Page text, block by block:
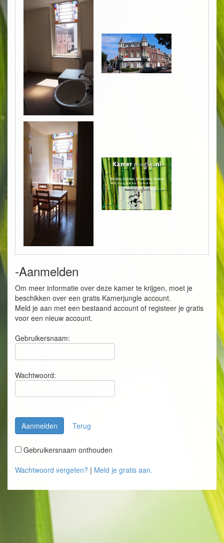
-Aanmelden
Om meer informatie over deze kamer te krijgen, moet je
beschikken over een gratis Kamerjungle account.
Meld je aan met een bestaand account of registeer je gratis
voor een nieuw account.
Gebruikersnaam:
Wachtwoord:
Aanmelden Terug
Gebruikersnaam onthouden
Wachtwoord vergeten? | Meld je gratis aan.